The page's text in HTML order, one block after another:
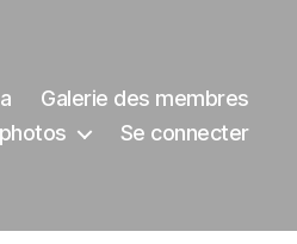
Galerie des membres
Se connecter